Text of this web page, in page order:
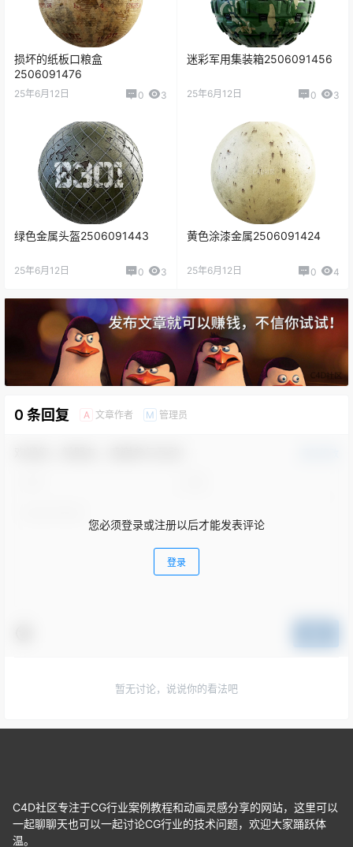
损坏的纸板口粮盒
2506091476
25年6月12日 0 3
迷彩军用集装箱2506091456
25年6月12日 0 3
绿色金属头盔2506091443
25年6月12日 0 3
黄色涂漆金属2506091424
25年6月12日 0 4
0 条回复 A 文章作者 M 管理员
您必须登录或注册以后才能发表评论
登录
暂无讨论，说说你的看法吧
C4D社区专注于CG行业案例教程和动画灵感分享的网站，这里可以
一起聊聊天也可以一起讨论CG行业的技术问题，欢迎大家踊跃体
温。